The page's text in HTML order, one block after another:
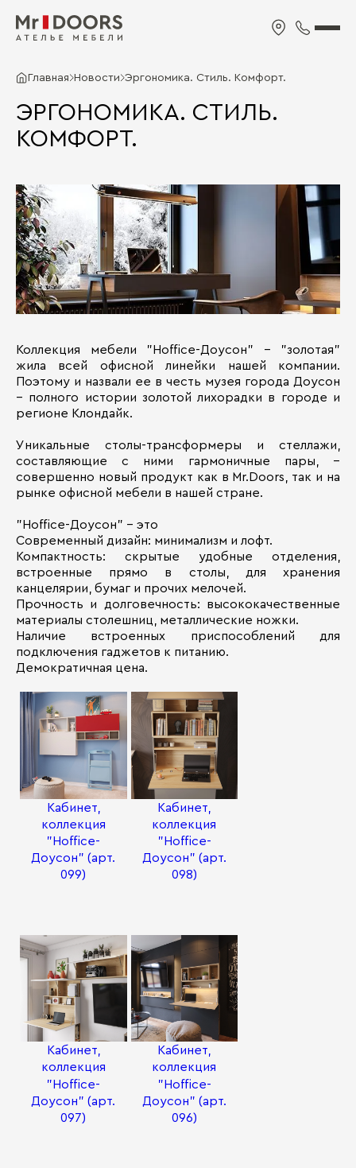
Главная Новости Эргономика. Стиль. Комфорт.
ЭРГОНОМИКА. СТИЛЬ.
КОМФОРТ.
Коллекция мебели "Hoffice-Доусон" - "золотая"
жила всей офисной линейки нашей компании.
Поэтому и назвали ее в честь музея города Доусон
– полного истории золотой лихорадки в городе и
регионе Клондайк.
Уникальные столы-трансформеры и стеллажи,
составляющие с ними гармоничные пары, –
совершенно новый продукт как в Mr.Doors, так и на
рынке офисной мебели в нашей стране.
"Hoffice-Доусон" - это
Современный дизайн: минимализм и лофт.
Компактность: скрытые удобные отделения,
встроенные прямо в столы, для хранения
канцелярии, бумаг и прочих мелочей.
Прочность и долговечность: высококачественные
материалы столешниц, металлические ножки.
Наличие встроенных приспособлений для
подключения гаджетов к питанию.
Демократичная цена.
Кабинет,
коллекция
"Hoffice-
Доусон" (арт.
099)
Кабинет,
коллекция
"Hoffice-
Доусон" (арт.
098)
Кабинет,
коллекция
"Hoffice-
Доусон" (арт.
097)
Кабинет,
коллекция
"Hoffice-
Доусон" (арт.
096)